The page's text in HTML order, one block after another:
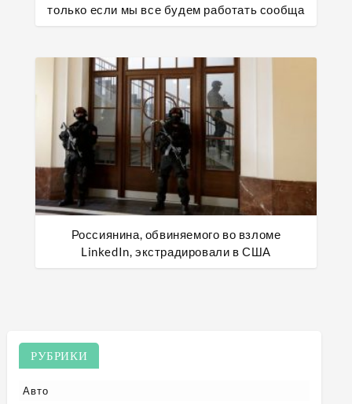
только если мы все будем работать сообща
Россиянина, обвиняемого во взломе
LinkedIn, экстрадировали в США
РУБРИКИ
Авто